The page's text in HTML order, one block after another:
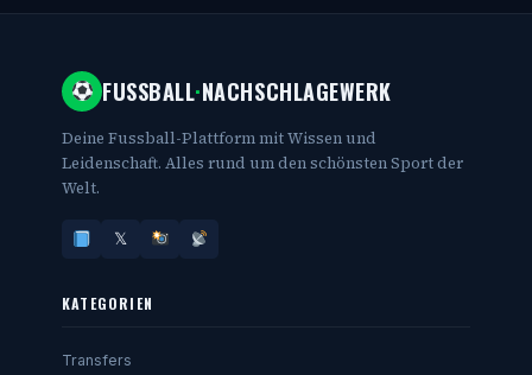
FUSSBALL·NACHSCHLAGEWERK
Deine Fussball-Plattform mit Wissen und
Leidenschaft. Alles rund um den schönsten Sport der
Welt.
𝕏
KATEGORIEN
Transfers